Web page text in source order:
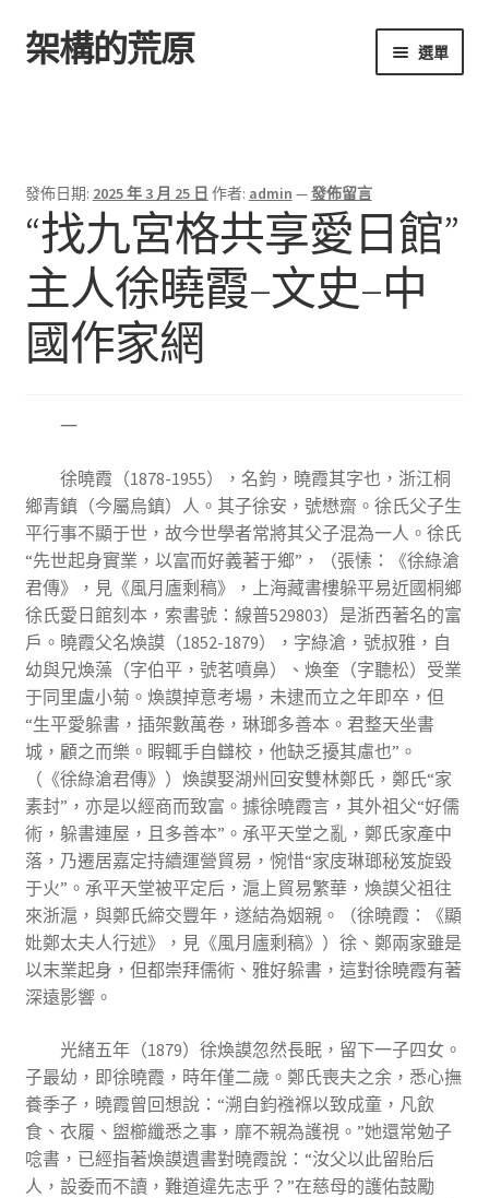
跳
至
跳
至
架構的荒原 選單
發佈日期: 2025 年 3 月 25 日 作者: admin —發佈留言
“找九宮格共享愛日館”
主人徐曉霞–文史–中
國作家網
一
徐曉霞（1878-1955），名鈞，曉霞其字也，浙江桐
鄉青鎮（今屬烏鎮）人。其子徐安，號懋齋。徐氏父子生
平行事不顯于世，故今世學者常將其父子混為一人。徐氏
“先世起身實業，以富而好義著于鄉”，（張愫：《徐綠滄
君傳》，見《風月廬剩稿》，上海藏書樓躲平易近國桐鄉
徐氏愛日館刻本，索書號：線普529803）是浙西著名的富
戶。曉霞父名煥謨（1852-1879），字綠滄，號叔雅，自
幼與兄煥藻（字伯平，號茗噴鼻）、煥奎（字聽松）受業
于同里盧小菊。煥謨掉意考場，未逮而立之年即卒，但
“生平愛躲書，插架數萬卷，琳瑯多善本。君整天坐書
城，顧之而樂。暇輒手自讎校，他缺乏擾其慮也”。
（《徐綠滄君傳》）煥謨娶湖州回安雙林鄭氏，鄭氏“家
素封”，亦是以經商而致富。據徐曉霞言，其外祖父“好儒
術，躲書連屋，且多善本”。承平天堂之亂，鄭氏家產中
落，乃遷居嘉定持續運營貿易，惋惜“家庋琳瑯秘笈旋毀
于火”。承平天堂被平定后，滬上貿易繁華，煥謨父祖往
來浙滬，與鄭氏締交豐年，遂結為姻親。（徐曉霞：《顯
妣鄭太夫人行述》，見《風月廬剩稿》）徐、鄭兩家雖是
以末業起身，但都崇拜儒術、雅好躲書，這對徐曉霞有著
深遠影響。
光緒五年（1879）徐煥謨忽然長眠，留下一子四女。
子最幼，即徐曉霞，時年僅二歲。鄭氏喪夫之余，悉心撫
養季子，曉霞曾回想說：“溯自鈞襁褓以致成童，凡飲
食、衣履、盥櫛纖悉之事，靡不親為護視。”她還常勉子
唸書，已經指著煥謨遺書對曉霞說：“汝父以此留貽后
人，設委而不讀，難道違先志乎？”在慈母的護佑鼓勵